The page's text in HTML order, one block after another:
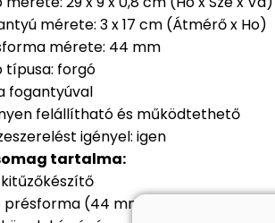
mérete: 3 x 17 cm (Átmérő x Ho)
mérete: 44 mm
típusa: forgó
fogantyúval
felállítható és működtethető
igényel: igen
tartalma:
kitűzőkészítő
présforma (44 mm)